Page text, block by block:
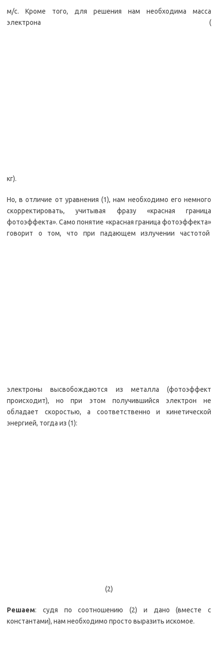
м/с. Кроме того, для решения нам необходима масса
электрона (
кг).
Но, в отличие от уравнения (1), нам необходимо его немного
скорректировать, учитывая фразу «красная граница
фотоэффекта». Само понятие «красная граница фотоэффекта»
говорит о том, что при падающем излучении частотой
электроны высвобождаются из металла (фотоэффект
происходит), но при этом получившийся электрон не
обладает скоростью, а соответственно и кинетической
энергией, тогда из (1):
(2)
Решаем: судя по соотношению (2) и дано (вместе с
константами), нам необходимо просто выразить искомое.